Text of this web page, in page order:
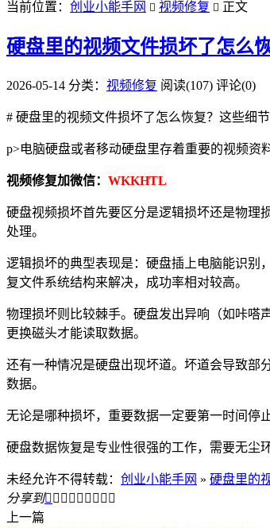
当前位置： 创业小能手网  视频修复  正文
硬盘里的视频文件损坏了怎么
2026-05-14 分类： 视频修复 阅读(107) 评论(0)
# 硬盘里的视频文件损坏了怎么恢复？这些细
p>电脑硬盘或者移动硬盘里存着重要的视频
视频修复加微信： WKKHTL
硬盘视频损坏首先要区分是逻辑损坏还是物理
处理。
逻辑损坏的典型表现是：硬盘插上电脑能识
复文件系统结构来解决，成功率相对较高。
物理损坏则比较棘手。硬盘发出异响（如咔嗒
更换磁头才能读取数据。
还有一种情况是硬盘出现坏道。坏道会导致部
数据。
无论是哪种损坏，重要数据一定要第一时间停
硬盘数据恢复是专业性很强的工作，需要无尘
未经允许不得转载： 创业小能手网 » 硬盘里的
分享到        
上一篇